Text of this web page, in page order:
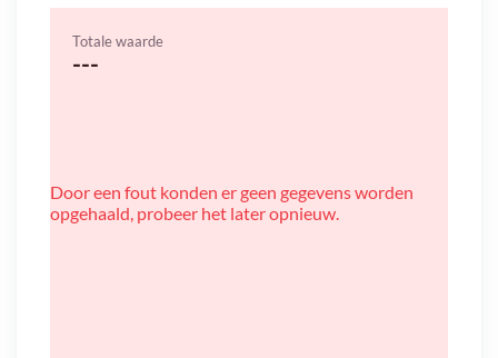
Totale waarde
---
Door een fout konden er geen gegevens worden
opgehaald, probeer het later opnieuw.